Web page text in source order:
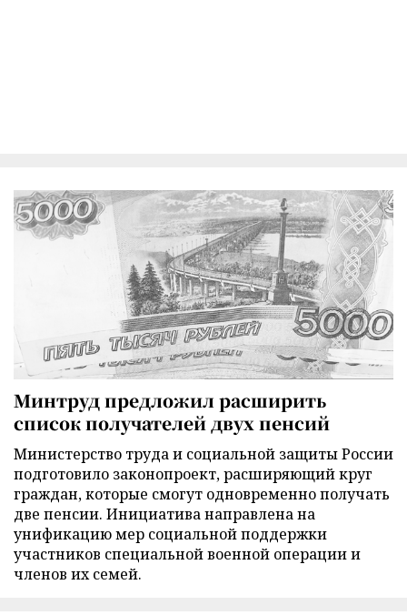
Минтруд предложил расширить
список получателей двух пенсий
Министерство труда и социальной защиты России
подготовило законопроект, расширяющий круг
граждан, которые смогут одновременно получать
две пенсии. Инициатива направлена на
унификацию мер социальной поддержки
участников специальной военной операции и
членов их семей.